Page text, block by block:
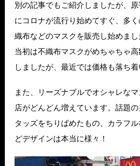
別の記事でもご紹介しましたが、
にコロナが流行り始めてすぐ、多
織布などのマスクを販売し始めまし
当初は不織布マスクがめちゃちゃ
しましたが、最近では価格も落ち着
また、リーズナブルでオシャレな
店がどんどん増えています。話題
タッズをちりばめたもの、カラフ
どデザインは本当に様々！